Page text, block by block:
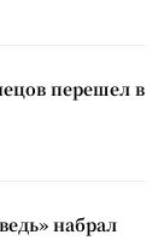
перешел в
набрал